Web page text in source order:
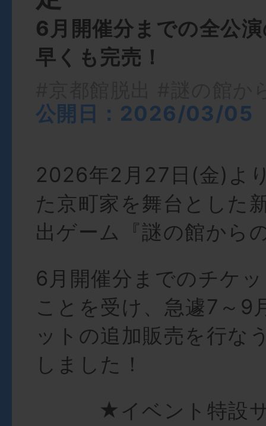
6月開催分までの全公
早くも完売！
公開日：2026/03/05
2026年2月27日(金)よ
た京町家を舞台とした
出ゲーム『謎の館から
6月開催分までのチケ
ことを受け、急遽7～9
ットの追加販売を行な
しました！
★イベント特設